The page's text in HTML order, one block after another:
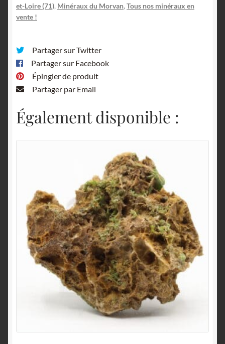
et-
Loire.
et-Loire (71), Minéraux du Morvan, Tous nos minéraux en
vente !
Partager sur Twitter
Partager sur Facebook
Épingler de produit
Partager par Email
Également disponible :